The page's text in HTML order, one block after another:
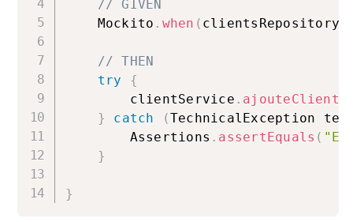
// GIVEN
    Mockito
. when ( clientsRepository
// THEN
try
{
        clientService
. ajouteClient
}
catch (TechnicalException
        Assertions
. assertEquals (
}
}